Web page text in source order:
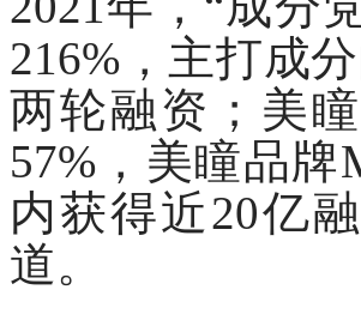
216%，主打成
两轮融资；美
57%，美瞳品
内获得近20亿
道。